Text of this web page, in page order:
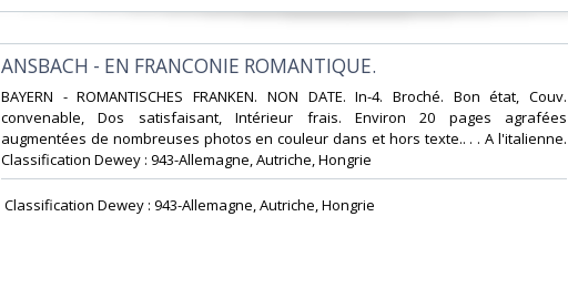
‎ANSBACH - EN FRANCONIE ROMANTIQUE.‎
‎BAYERN - ROMANTISCHES FRANKEN. NON DATE. In-4. Broché. Bon état, Couv.
convenable, Dos satisfaisant, Intérieur frais. Environ 20 pages agrafées
augmentées de nombreuses photos en couleur dans et hors texte.. . . A l'italienne.
Classification Dewey : 943-Allemagne, Autriche, Hongrie‎
‎ Classification Dewey : 943-Allemagne, Autriche, Hongrie‎